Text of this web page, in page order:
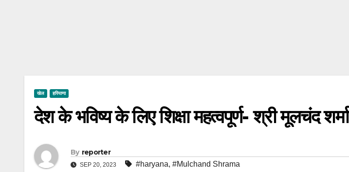
खेल हरियाणा
देश के भविष्य के लिए शिक्षा महत्वपूर्ण- श्री मूलचंद शर्मा
By reporter
SEP 20, 2023 #haryana, #Mulchand Shrama